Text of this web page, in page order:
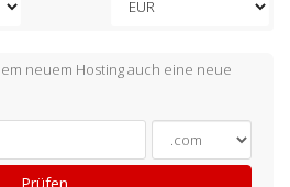
neuem Hosting auch eine neue